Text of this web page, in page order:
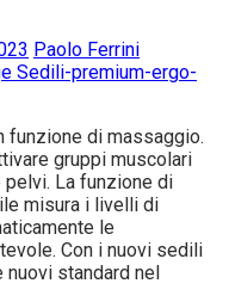
Paolo Ferrini
funzione di massaggio.
gruppi muscolari
La funzione di
misura i livelli di
le
Con i nuovi sedili
standard nel